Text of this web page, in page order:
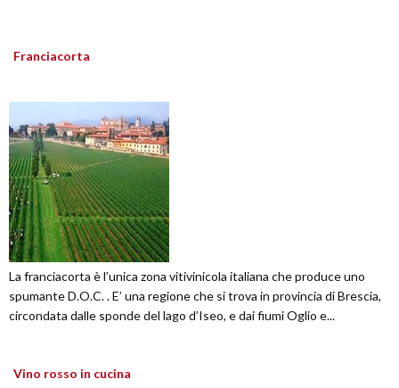
Franciacorta
La franciacorta è l’unica zona vitivinicola italiana che produce uno
spumante D.O.C. . E’ una regione che si trova in provincia di Brescia,
circondata dalle sponde del lago d’Iseo, e dai fiumi Oglio e...
Vino rosso in cucina